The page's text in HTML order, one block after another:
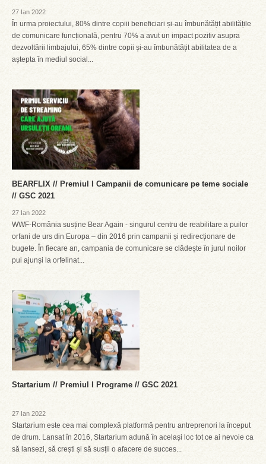
27 Ian 2022
În urma proiectului, 80% dintre copiii beneficiari și-au îmbunătățit abilitățile
de comunicare funcțională, pentru 70% a avut un impact pozitiv asupra
dezvoltării limbajului, 65% dintre copii și-au îmbunătățit abilitatea de a
aștepta în mediul social...
BEARFLIX // Premiul I Campanii de comunicare pe teme sociale
// GSC 2021
27 Ian 2022
WWF-România susține Bear Again - singurul centru de reabilitare a puilor
orfani de urs din Europa – din 2016 prin campanii și redirecționare de
bugete. În fiecare an, campania de comunicare se clădește în jurul noilor
pui ajunși la orfelinat...
Startarium // Premiul I Programe // GSC 2021
27 Ian 2022
Startarium este cea mai complexă platformă pentru antreprenori la început
de drum. Lansat în 2016, Startarium adună în același loc tot ce ai nevoie ca
să lansezi, să crești și să susții o afacere de succes...